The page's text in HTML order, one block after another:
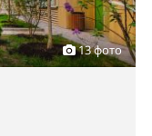
13 фото